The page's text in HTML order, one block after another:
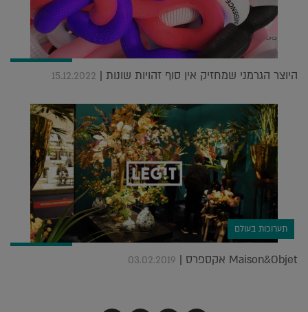
היוצר הגרמני שמחזיק אין סוף זהויות שונות | 15.12.2022
תערוכות בעולם
Maison&Objet אקספרס | 03.02.2019